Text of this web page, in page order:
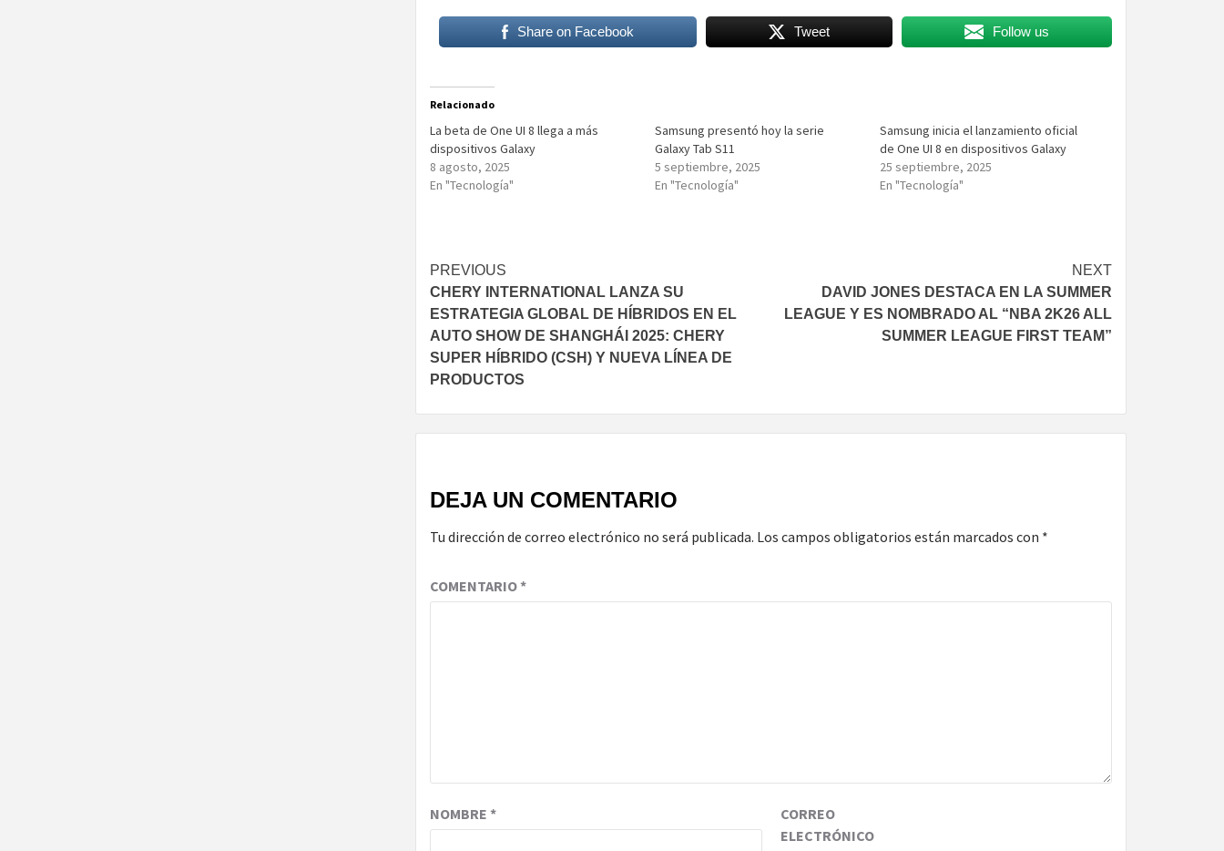
Share on Facebook Tweet Follow us
Relacionado
La beta de One UI 8 llega a más
dispositivos Galaxy
8 agosto, 2025
En "Tecnología"
Samsung presentó hoy la serie
Galaxy Tab S11
5 septiembre, 2025
En "Tecnología"
Samsung inicia el lanzamiento oficial
de One UI 8 en dispositivos Galaxy
25 septiembre, 2025
En "Tecnología"
Post
navigation
PREVIOUS
CHERY INTERNATIONAL LANZA SU
ESTRATEGIA GLOBAL DE HÍBRIDOS EN EL
AUTO SHOW DE SHANGHÁI 2025: CHERY
SUPER HÍBRIDO (CSH) Y NUEVA LÍNEA DE
PRODUCTOS
NEXT
DAVID JONES DESTACA EN LA SUMMER
LEAGUE Y ES NOMBRADO AL “NBA 2K26 ALL
SUMMER LEAGUE FIRST TEAM”
DEJA UN COMENTARIO
Tu dirección de correo electrónico no será publicada. Los campos obligatorios están marcados con *
COMENTARIO*
NOMBRE *
CORREO
ELECTRÓNICO